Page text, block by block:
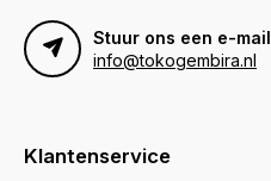
Stuur ons een e-mail
info@tokogembira.nl
Klantenservice